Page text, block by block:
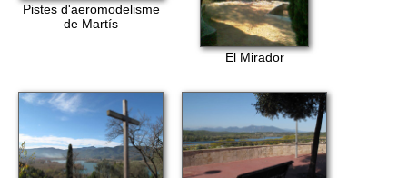
Pistes d'aeromodelisme
de Martís
El Mirador